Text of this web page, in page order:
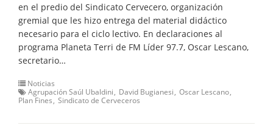
en el predio del Sindicato Cervecero, organización
gremial que les hizo entrega del material didáctico
necesario para el ciclo lectivo. En declaraciones al
programa Planeta Terri de FM Líder 97.7, Oscar Lescano,
secretario…
Noticias
Agrupación Saúl Ubaldini
David Bugianesi Oscar Lescano
Plan Fines Sindicato de Cerveceros